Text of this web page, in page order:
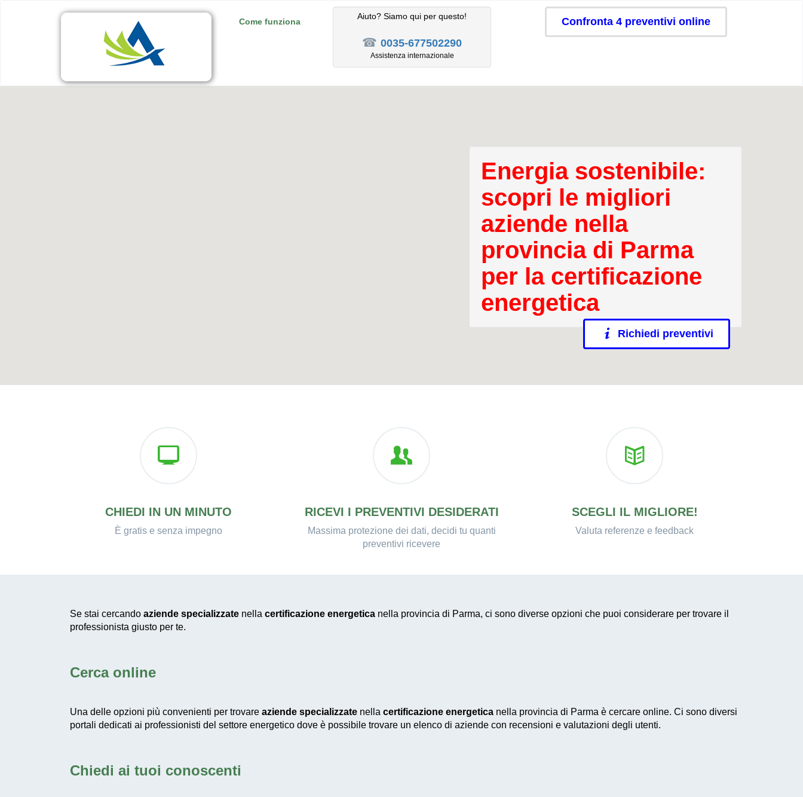
Come funziona
Aiuto? Siamo qui per questo!
☎ 0035-677502290
Assistenza internazionale
Confronta 4 preventivi online
Energia sostenibile:
scopri le migliori
aziende nella
provincia di Parma
per la certificazione
energetica
Richiedi preventivi
CHIEDI IN UN MINUTO
È gratis e senza impegno
RICEVI I PREVENTIVI DESIDERATI
Massima protezione dei dati, decidi tu quanti
preventivi ricevere
SCEGLI IL MIGLIORE!
Valuta referenze e feedback
Se stai cercando aziende specializzate nella certificazione energetica nella provincia di Parma, ci sono diverse opzioni che puoi considerare per trovare il
professionista giusto per te.
Cerca online
Una delle opzioni più convenienti per trovare aziende specializzate nella certificazione energetica nella provincia di Parma è cercare online. Ci sono diversi
portali dedicati ai professionisti del settore energetico dove è possibile trovare un elenco di aziende con recensioni e valutazioni degli utenti.
Chiedi ai tuoi conoscenti